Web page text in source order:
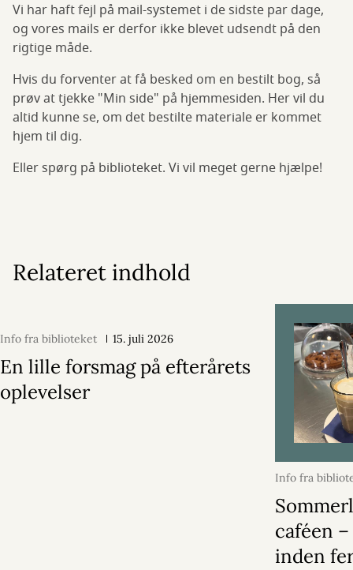
Vi har haft fejl på mail-systemet i de sidste par dage,
og vores mails er derfor ikke blevet udsendt på den
rigtige måde.
Hvis du forventer at få besked om en bestilt bog, så
prøv at tjekke "Min side" på hjemmesiden. Her vil du
altid kunne se, om det bestilte materiale er kommet
hjem til dig.
Eller spørg på biblioteket. Vi vil meget gerne hjælpe!
Relateret indhold
Info fra biblioteket 15. juli 2026
En lille forsmag på efterårets
oplevelser
Info fra
2026
caféen
inden